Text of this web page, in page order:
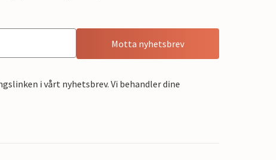
Motta nyhetsbrev
i vårt nyhetsbrev. Vi behandler dine